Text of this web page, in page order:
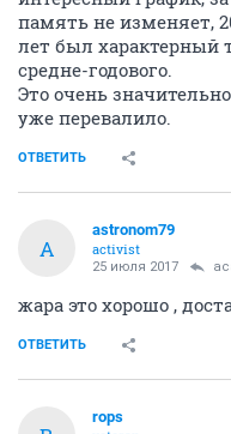
память не изменяет,
лет был характерный
средне-годового.
Это очень
уже перевалило.
ОТВЕТИТЬ
A
astronom79
activist
25 июля 2017
жара это хорошо ,
ОТВЕТИТЬ
rops